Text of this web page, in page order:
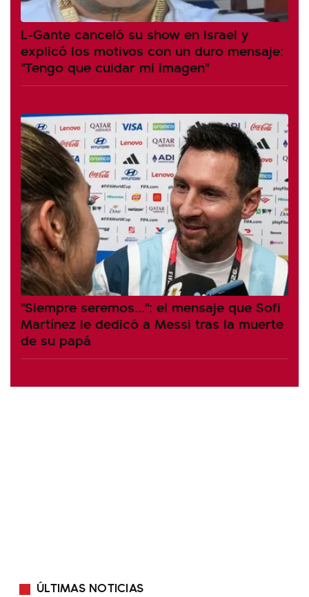
L-Gante canceló su show en Israel y
explicó los motivos con un duro mensaje:
"Tengo que cuidar mi imagen"
"Siempre seremos...": el mensaje que Sofi
Martínez le dedicó a Messi tras la muerte
de su papá
ÚLTIMAS NOTICIAS